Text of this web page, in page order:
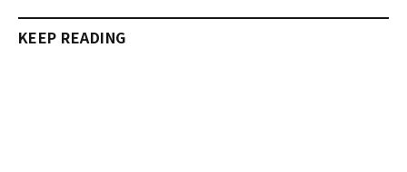
KEEP READING